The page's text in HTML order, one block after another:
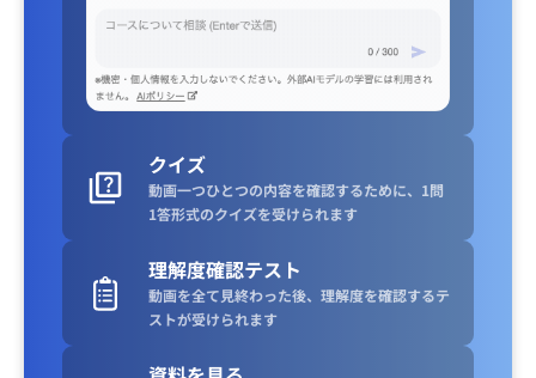
クイズ
動画一つひとつの内容を確認するために、1問
1答形式のクイズを受けられます
理解度確認テスト
動画を全て見終わった後、理解度を確認するテ
ストが受けられます